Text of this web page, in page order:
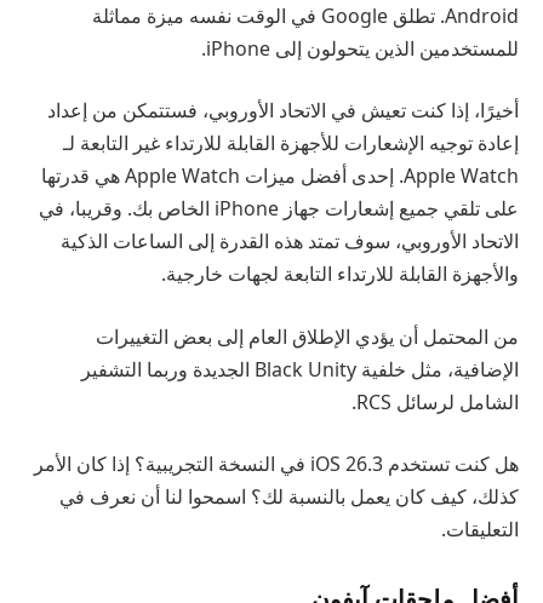
Android. تطلق Google في الوقت نفسه ميزة مماثلة
للمستخدمين الذين يتحولون إلى iPhone.
أخيرًا، إذا كنت تعيش في الاتحاد الأوروبي، فستتمكن من إعداد
إعادة توجيه الإشعارات للأجهزة القابلة للارتداء غير التابعة لـ
Apple Watch. إحدى أفضل ميزات Apple Watch هي قدرتها
على تلقي جميع إشعارات جهاز iPhone الخاص بك. وقريبا، في
الاتحاد الأوروبي، سوف تمتد هذه القدرة إلى الساعات الذكية
والأجهزة القابلة للارتداء التابعة لجهات خارجية.
من المحتمل أن يؤدي الإطلاق العام إلى بعض التغييرات
الإضافية، مثل خلفية Black Unity الجديدة وربما التشفير
الشامل لرسائل RCS.
هل كنت تستخدم iOS 26.3 في النسخة التجريبية؟ إذا كان الأمر
كذلك، كيف كان يعمل بالنسبة لك؟ اسمحوا لنا أن نعرف في
التعليقات.